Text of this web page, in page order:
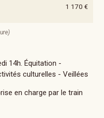
1 170 €
14h. Équitation -
culturelles - Veillées
en charge par le train